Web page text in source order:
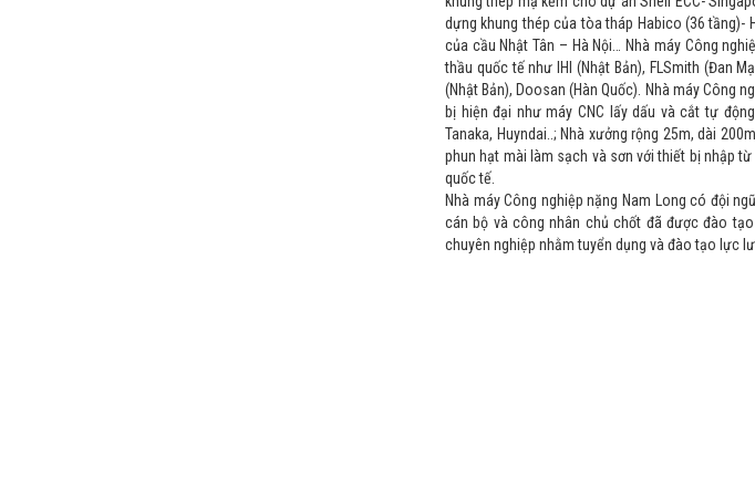
dựng khung thép của tòa tháp Habico (36 tầng)-
của cầu Nhật Tân – Hà Nội… Nhà máy Công
thầu quốc tế như IHI (Nhật Bản), FLSmith (Đan
(Nhật Bản), Doosan (Hàn Quốc). Nhà máy Công
bị hiện đại như máy CNC lấy dấu và cắt tự
Tanaka, Huyndai..; Nhà xưởng rộng 25m, dài
phun hạt mài làm sạch và sơn với thiết bị nhập
quốc tế.
Nhà máy Công nghiệp nặng Nam Long có đội
cán bộ và công nhân chủ chốt đã được đào
chuyên nghiệp nhằm tuyển dụng và đào tạo lực